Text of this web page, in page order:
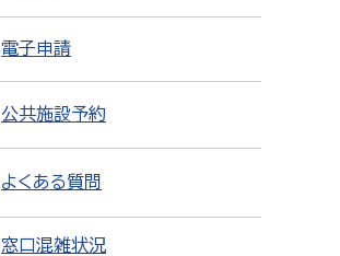
電子申請
公共施設予約
よくある質問
窓口混雑状況